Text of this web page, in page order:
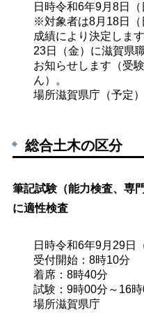
日時令和6年9月8日（
※対象者は8月18日（
成績により決定しま
23日（金）に滋賀県
お知らせします（受
ん）。
場所滋賀県庁（予定）
総合土木の区分
筆記試験（能力検査、専
に適性検査
日時令和6年9月29日
受付開始：8時10分
着席：8時40分
試験：9時00分～16
場所滋賀県庁